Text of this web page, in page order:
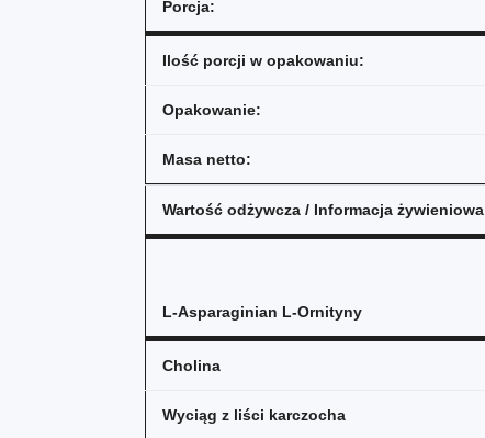
Porcja:
Ilość porcji w opakowaniu:
Opakowanie:
Masa netto:
Wartość odżywcza / Informacja żywieniowa
L-Asparaginian L-Ornityny
Cholina
Wyciąg z liści karczocha